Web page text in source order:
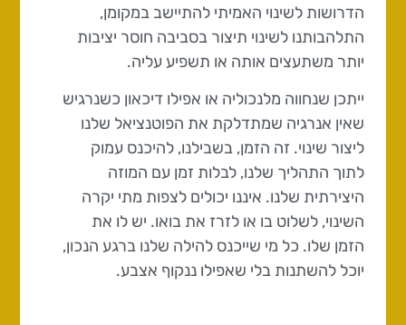
הדרושות לשינוי האמיתי להתיישב במקומן,
התלהבותנו לשינוי תיצור בסביבה חוסר יציבות
יותר משתעצים אותה או תשפיע עליה.
ייתכן שנחווה מלנכוליה או אפילו דיכאון כשנרגיש
שאין אנרגיה שמתדלקת את הפוטנציאל שלנו
ליצור שינוי. זה הזמן, בשבילנו, להיכנס עמוק
לתוך התהליך שלנו, לבלות זמן עם המוזה
היצירתית שלנו. איננו יכולים לצפות מתי יקרה
השינוי, לשלוט בו או לזרז את בואו. יש לו את
הזמן שלו. כל מי שייכנס להילה שלנו ברגע הנכון,
יוכל להשתנות בלי שאפילו ננקוף אצבע.